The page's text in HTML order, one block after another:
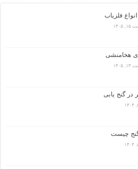
فلزیاب
هخامنشی
در گنج یابی
چیست